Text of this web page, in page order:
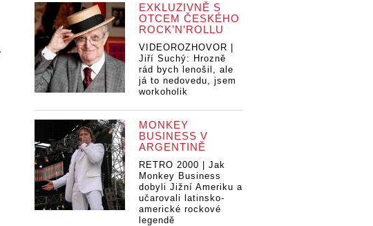
LIVE: Bob Dylan
fanoušky přesto
potěšil
LIVE: Bob Dylan
fanoušky přesto
potěšil
EXKLUZIVNĚ S
OTCEM ČESKÉHO
ROCK’N’ROLLU
VIDEOROZHOVOR |
Jiří Suchý: Hrozně
rád bych lenošil, ale
já to nedovedu, jsem
workoholik
MONKEY
BUSINESS V
ARGENTINĚ
RETRO 2000 | Jak
Monkey Business
dobyli Jižní Ameriku a
učarovali latinsko-
americké rockové
legendě